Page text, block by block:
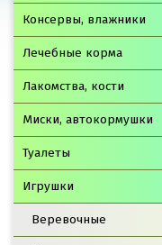
Консервы, влажники
Лечебные корма
Лакомства, кости
Миски, автокормушки
Туалеты
Игрушки
Веревочные